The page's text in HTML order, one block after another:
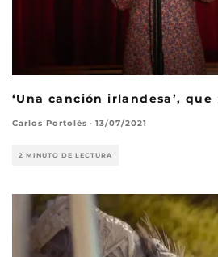
‘Una canción irlandesa’, que
Carlos Portolés · 13/07/2021
2 MINUTO DE LECTURA